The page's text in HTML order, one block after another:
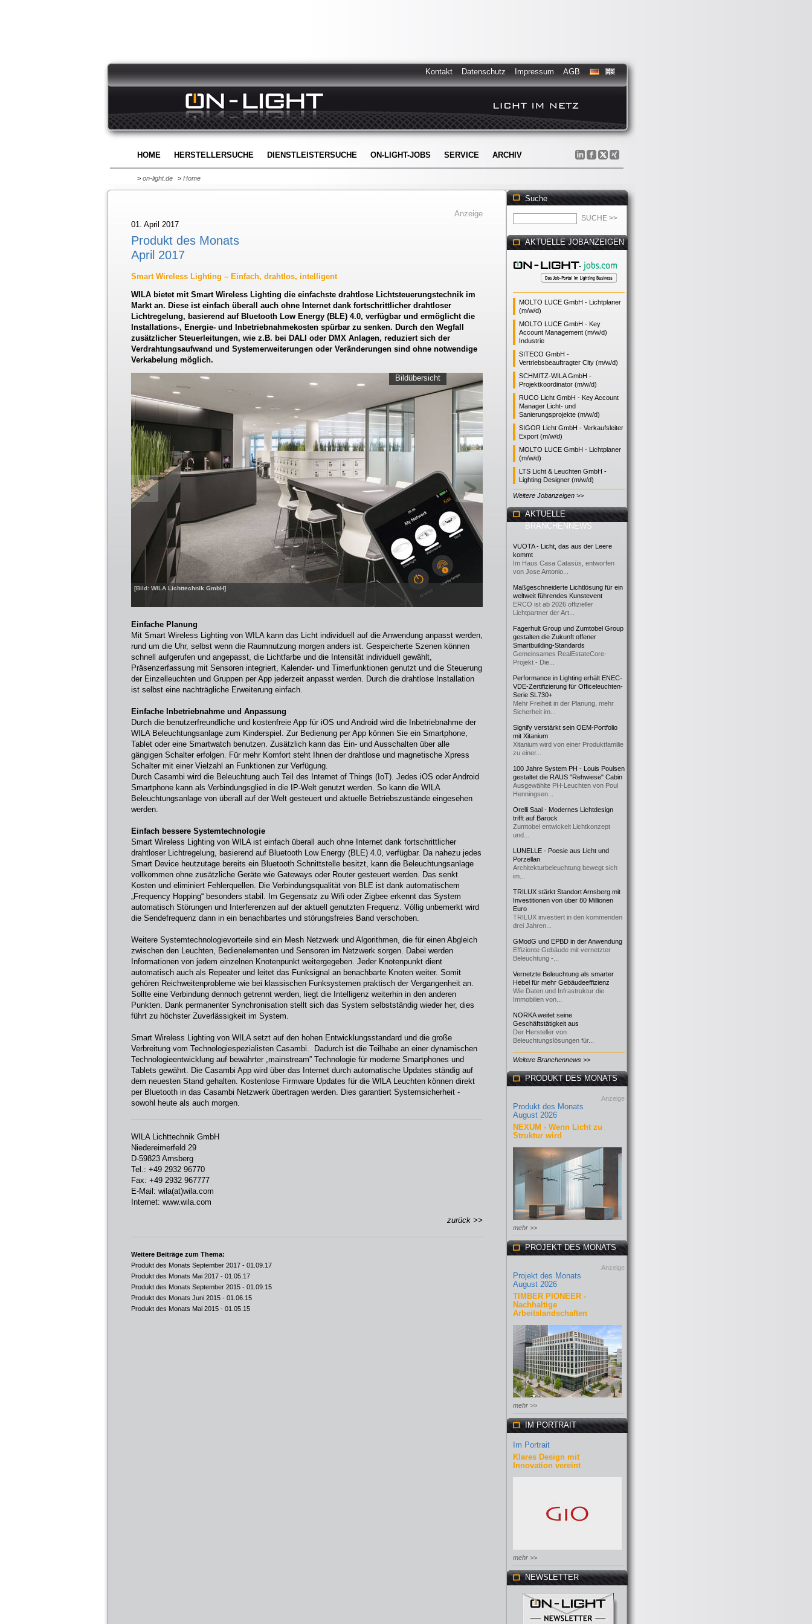
Kontakt Datenschutz Impressum AGB
HOME HERSTELLERSUCHE DIENSTLEISTERSUCHE ON-LIGHT-JOBS SERVICE ARCHIV
> on-light.de > Home
Anzeige
01. April 2017
Produkt des Monats
April 2017
Smart Wireless Lighting – Einfach, drahtlos, intelligent
WILA bietet mit Smart Wireless Lighting die einfachste drahtlose Lichtsteuerungstechnik im
Markt an. Diese ist einfach überall auch ohne Internet dank fortschrittlicher drahtloser
Lichtregelung, basierend auf Bluetooth Low Energy (BLE) 4.0, verfügbar und ermöglicht die
Installations-, Energie- und Inbetriebnahmekosten spürbar zu senken. Durch den Wegfall
zusätzlicher Steuerleitungen, wie z.B. bei DALI oder DMX Anlagen, reduziert sich der
Verdrahtungsaufwand und Systemerweiterungen oder Veränderungen sind ohne notwendige
Verkabelung möglich.
[Bild: WILA Lichttechnik GmbH]
Bildübersicht
Einfache Planung
Mit Smart Wireless Lighting von WILA kann das Licht individuell auf die Anwendung anpasst werden,
rund um die Uhr, selbst wenn die Raumnutzung morgen anders ist. Gespeicherte Szenen können
schnell aufgerufen und angepasst, die Lichtfarbe und die Intensität individuell gewählt,
Präsenzerfassung mit Sensoren integriert, Kalender- und Timerfunktionen genutzt und die Steuerung
der Einzelleuchten und Gruppen per App jederzeit anpasst werden. Durch die drahtlose Installation
ist selbst eine nachträgliche Erweiterung einfach.
Einfache Inbetriebnahme und Anpassung
Durch die benutzerfreundliche und kostenfreie App für iOS und Android wird die Inbetriebnahme der
WILA Beleuchtungsanlage zum Kinderspiel. Zur Bedienung per App können Sie ein Smartphone,
Tablet oder eine Smartwatch benutzen. Zusätzlich kann das Ein- und Ausschalten über alle
gängigen Schalter erfolgen. Für mehr Komfort steht Ihnen der drahtlose und magnetische Xpress
Schalter mit einer Vielzahl an Funktionen zur Verfügung.
Durch Casambi wird die Beleuchtung auch Teil des Internet of Things (IoT). Jedes iOS oder Android
Smartphone kann als Verbindungsglied in die IP-Welt genutzt werden. So kann die WILA
Beleuchtungsanlage von überall auf der Welt gesteuert und aktuelle Betriebszustände eingesehen
werden.
Einfach bessere Systemtechnologie
Smart Wireless Lighting von WILA ist einfach überall auch ohne Internet dank fortschrittlicher
drahtloser Lichtregelung, basierend auf Bluetooth Low Energy (BLE) 4.0, verfügbar. Da nahezu jedes
Smart Device heutzutage bereits ein Bluetooth Schnittstelle besitzt, kann die Beleuchtungsanlage
vollkommen ohne zusätzliche Geräte wie Gateways oder Router gesteuert werden. Das senkt
Kosten und eliminiert Fehlerquellen. Die Verbindungsqualität von BLE ist dank automatischem
„Frequency Hopping“ besonders stabil. Im Gegensatz zu Wifi oder Zigbee erkennt das System
automatisch Störungen und Interferenzen auf der aktuell genutzten Frequenz. Völlig unbemerkt wird
die Sendefrequenz dann in ein benachbartes und störungsfreies Band verschoben.
Weitere Systemtechnologievorteile sind ein Mesh Netzwerk und Algorithmen, die für einen Abgleich
zwischen den Leuchten, Bedienelementen und Sensoren im Netzwerk sorgen. Dabei werden
Informationen von jedem einzelnen Knotenpunkt weitergegeben. Jeder Knotenpunkt dient
automatisch auch als Repeater und leitet das Funksignal an benachbarte Knoten weiter. Somit
gehören Reichweitenprobleme wie bei klassischen Funksystemen praktisch der Vergangenheit an.
Sollte eine Verbindung dennoch getrennt werden, liegt die Intelligenz weiterhin in den anderen
Punkten. Dank permanenter Synchronisation stellt sich das System selbstständig wieder her, dies
führt zu höchster Zuverlässigkeit im System.
Smart Wireless Lighting von WILA setzt auf den hohen Entwicklungsstandard und die große
Verbreitung vom Technologiespezialisten Casambi. Dadurch ist die Teilhabe an einer dynamischen
Technologieentwicklung auf bewährter „mainstream” Technologie für moderne Smartphones und
Tablets gewährt. Die Casambi App wird über das Internet durch automatische Updates ständig auf
dem neuesten Stand gehalten. Kostenlose Firmware Updates für die WILA Leuchten können direkt
per Bluetooth in das Casambi Netzwerk übertragen werden. Dies garantiert Systemsicherheit -
sowohl heute als auch morgen.
WILA Lichttechnik GmbH
Niedereimerfeld 29
D-59823 Arnsberg
Tel.: +49 2932 96770
Fax: +49 2932 967777
E-Mail: wila(at)wila.com
Internet: www.wila.com
zurück >>
Weitere Beiträge zum Thema:
Produkt des Monats September 2017 - 01.09.17
Produkt des Monats Mai 2017 - 01.05.17
Produkt des Monats September 2015 - 01.09.15
Produkt des Monats Juni 2015 - 01.06.15
Produkt des Monats Mai 2015 - 01.05.15
Suche
AKTUELLE JOBANZEIGEN
MOLTO LUCE GmbH - Lichtplaner
(m/w/d)
MOLTO LUCE GmbH - Key
Account Management (m/w/d)
Industrie
SITECO GmbH -
Vertriebsbeauftragter City (m/w/d)
SCHMITZ-WILA GmbH -
Projektkoordinator (m/w/d)
RUCO Licht GmbH - Key Account
Manager Licht- und
Sanierungsprojekte (m/w/d)
SIGOR Licht GmbH - Verkaufsleiter
Export (m/w/d)
MOLTO LUCE GmbH - Lichtplaner
(m/w/d)
LTS Licht & Leuchten GmbH -
Lighting Designer (m/w/d)
Weitere Jobanzeigen >>
AKTUELLE
BRANCHENNEWS
VUOTA - Licht, das aus der Leere
kommt
Im Haus Casa Catasüs, entworfen
von Jose Antonio...
Maßgeschneiderte Lichtlösung für ein
weltweit führendes Kunstevent
ERCO ist ab 2026 offizieller
Lichtpartner der Art...
Fagerhult Group und Zumtobel Group
gestalten die Zukunft offener
Smartbuilding-Standards
Gemeinsames RealEstateCore-
Projekt - Die...
Performance in Lighting erhält ENEC-
VDE-Zertifizierung für Officeleuchten-
Serie SL730+
Mehr Freiheit in der Planung, mehr
Sicherheit im...
Signify verstärkt sein OEM-Portfolio
mit Xitanium
Xitanium wird von einer Produktfamilie
zu einer...
100 Jahre System PH - Louis Poulsen
gestaltet die RAUS "Rehwiese" Cabin
Ausgewählte PH-Leuchten von Poul
Henningsen...
Orelli Saal - Modernes Lichtdesign
trifft auf Barock
Zumtobel entwickelt Lichtkonzept
und...
LUNELLE - Poesie aus Licht und
Porzellan
Architekturbeleuchtung bewegt sich
im...
TRILUX stärkt Standort Arnsberg mit
Investitionen von über 80 Millionen
Euro
TRILUX investiert in den kommenden
drei Jahren...
GModG und EPBD in der Anwendung
Effiziente Gebäude mit vernetzter
Beleuchtung -...
Vernetzte Beleuchtung als smarter
Hebel für mehr Gebäudeeffizienz
Wie Daten und Infrastruktur die
Immobilien von...
NORKA weitet seine
Geschäftstätigkeit aus
Der Hersteller von
Beleuchtungslösungen für...
Weitere Branchennews >>
PRODUKT DES MONATS
Anzeige
Produkt des Monats
August 2026
NEXUM - Wenn Licht zu
Struktur wird
mehr >>
PROJEKT DES MONATS
Anzeige
Projekt des Monats
August 2026
TIMBER PIONEER -
Nachhaltige
Arbeitslandschaften
mehr >>
IM PORTRAIT
Im Portrait
Klares Design mit
Innovation vereint
mehr >>
NEWSLETTER